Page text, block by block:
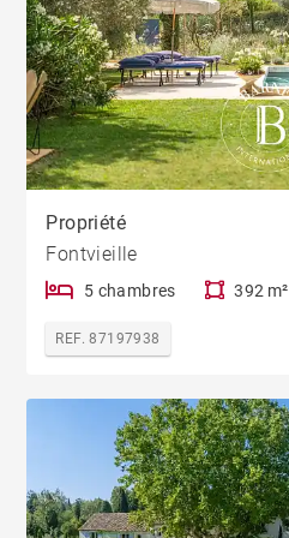
Propriété
Fontvieille
5 chambres 392 m²
REF. 87197938